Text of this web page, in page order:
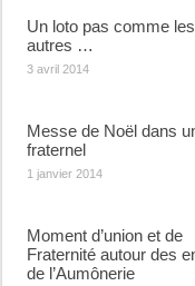
Un loto pas comme les
autres …
3 avril 2014
Messe de Noël dans
fraternel
1 janvier 2014
Moment d’union et de
Fraternité autour des
de l’Aumônerie